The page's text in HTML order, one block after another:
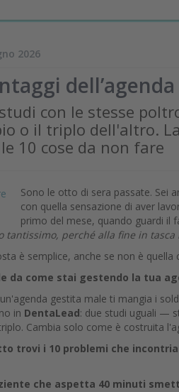
2026
con le stesse
o il triplo dell'altro.
le 10 cose da non fare
Sono le otto di sera passate. Sei
con quella sensazione di aver
primo del mese, quando guardi il
tantissimo, perché alla fine in tasca
è semplice, anche se non è quella
da come stai gestendo la tua
gestita male ti mangia i
in DentaLead: due studi uguali —
Cambia solo come è costruita
trovi i 10 problemi che
che aspetta 40 minuti